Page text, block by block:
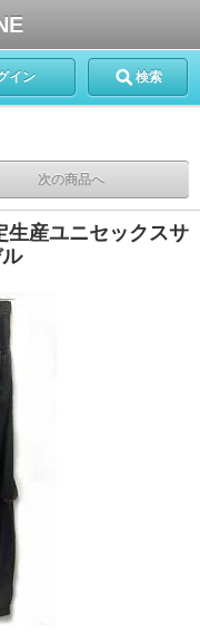
イン 検索
次の商品へ
産ユニセックスサ